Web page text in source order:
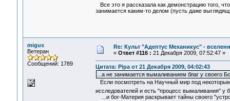
Все это я рассказала как демонстрацию того,
занимается каким-то делом (пусть даже
migus
Ветеран
Сообщений: 1789
Re: Культ "Адептус Механикус" -
« Ответ #116 : 21 Декабря 2009, 07:52:47 »
Цитата: Pipa от 21 Декабря 2009, 04:02:43
...а не занимается вымаливанием благ у своего
Если посмотреть на Научный мир под
исследователей и есть "процесс вымаливания" у
...и бог-Материя раскрывает тайны своего